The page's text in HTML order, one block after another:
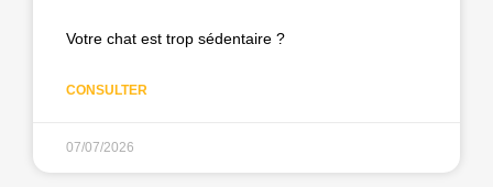
Votre chat est trop sédentaire ?
CONSULTER
07/07/2026